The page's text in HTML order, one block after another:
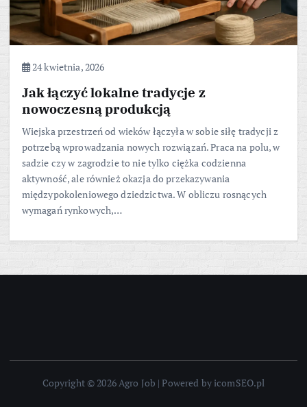
24 kwietnia, 2026
Jak łączyć lokalne tradycje z
nowoczesną produkcją
Wiejska przestrzeń od wieków łączyła w sobie siłę tradycji z
potrzebą wprowadzania nowych rozwiązań. Praca na polu, w
sadzie czy w zagrodzie to nie tylko ciężka codzienna
aktywność, ale również okazja do przekazywania
międzypokoleniowego dziedzictwa. W obliczu rosnących
wymagań rynkowych,…
Copyright © 2026 Agro Job | Powered by icomSEO.pl